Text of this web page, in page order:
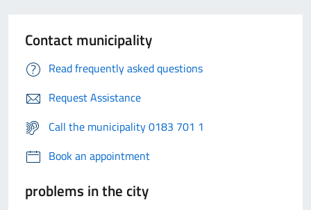
Contact municipality
Read frequently asked questions
Request Assistance
Call the municipality 0183 701 1
Book an appointment
problems in the city